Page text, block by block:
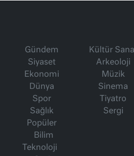
Gündem
Siyaset
Ekonomi
Dünya
Spor
Sağlık
Popüler
Bilim
Teknoloji
Kültür
Arkeoloji
Müzik
Sinema
Tiyatro
Sergi